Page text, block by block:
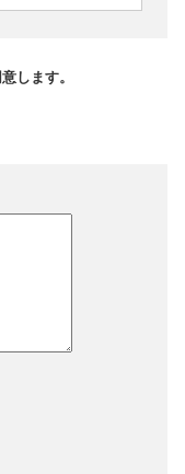
します。